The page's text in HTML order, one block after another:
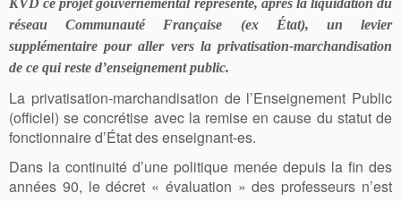
KVD ce projet gouvernemental représente, après la liquidation du
réseau Communauté Française (ex État), un levier
supplémentaire pour aller vers la privatisation-marchandisation
de ce qui reste d’enseignement public.
La privatisation-marchandisation de l’Enseignement Public
(officiel) se concrétise avec la remise en cause du statut de
fonctionnaire d’État des enseignant-es.
Dans la continuité d’une politique menée depuis la fin des
années 90, le décret « évaluation » des professeurs n’est